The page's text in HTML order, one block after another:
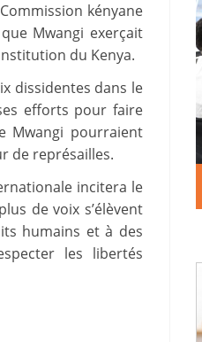
kényane
Mwangi exerçait
du Kenya.
dissidentes dans le
efforts pour faire
Mwangi pourraient
de représailles.
incitera le
de voix s’élèvent
humains et à des
les libertés